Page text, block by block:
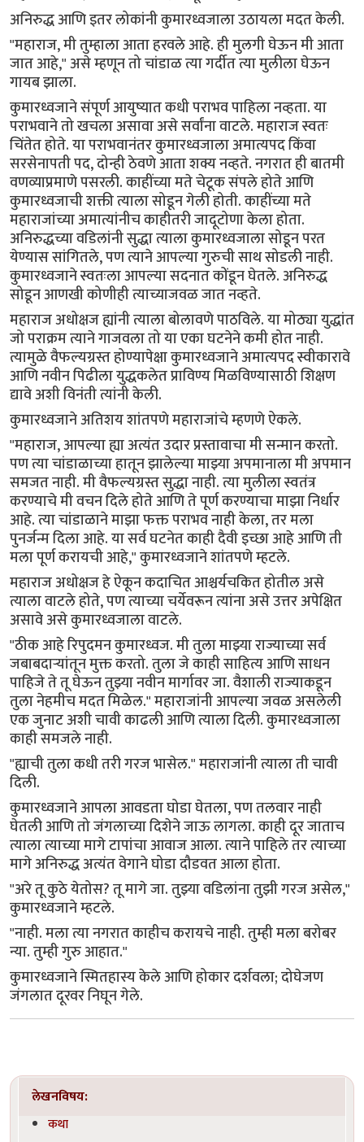
अनिरुद्ध आणि इतर लोकांनी कुमारध्वजाला उठायला मदत केली.
"महाराज, मी तुम्हाला आता हरवले आहे. ही मुलगी घेऊन मी आता
जात आहे," असे म्हणून तो चांडाळ त्या गर्दीत त्या मुलीला घेऊन
गायब झाला.
कुमारध्वजाने संपूर्ण आयुष्यात कधी पराभव पाहिला नव्हता. या
पराभवाने तो खचला असावा असे सर्वांना वाटले. महाराज स्वतः
चिंतेत होते. या पराभवानंतर कुमारध्वजाला अमात्यपद किंवा
सरसेनापती पद, दोन्ही ठेवणे आता शक्य नव्हते. नगरात ही बातमी
वणव्याप्रमाणे पसरली. काहींच्या मते चेटूक संपले होते आणि
कुमारध्वजाची शक्ती त्याला सोडून गेली होती. काहींच्या मते
महाराजांच्या अमात्यांनीच काहीतरी जादूटोणा केला होता.
अनिरुद्धच्या वडिलांनी सुद्धा त्याला कुमारध्वजाला सोडून परत
येण्यास सांगितले, पण त्याने आपल्या गुरुची साथ सोडली नाही.
कुमारध्वजाने स्वतःला आपल्या सदनात कोंडून घेतले. अनिरुद्ध
सोडून आणखी कोणीही त्याच्याजवळ जात नव्हते.
महाराज अधोक्षज ह्यांनी त्याला बोलावणे पाठविले. या मोठ्या युद्धांत
जो पराक्रम त्याने गाजवला तो या एका घटनेने कमी होत नाही.
त्यामुळे वैफल्यग्रस्त होण्यापेक्षा कुमारध्वजाने अमात्यपद स्वीकारावे
आणि नवीन पिढीला युद्धकलेत प्राविण्य मिळविण्यासाठी शिक्षण
द्यावे अशी विनंती त्यांनी केली.
कुमारध्वजाने अतिशय शांतपणे महाराजांचे म्हणणे ऐकले.
"महाराज, आपल्या ह्या अत्यंत उदार प्रस्तावाचा मी सन्मान करतो.
पण त्या चांडाळाच्या हातून झालेल्या माझ्या अपमानाला मी अपमान
समजत नाही. मी वैफल्यग्रस्त सुद्धा नाही. त्या मुलीला स्वतंत्र
करण्याचे मी वचन दिले होते आणि ते पूर्ण करण्याचा माझा निर्धार
आहे. त्या चांडाळाने माझा फक्त पराभव नाही केला, तर मला
पुनर्जन्म दिला आहे. या सर्व घटनेत काही दैवी इच्छा आहे आणि ती
मला पूर्ण करायची आहे," कुमारध्वजाने शांतपणे म्हटले.
महाराज अधोक्षज हे ऐकून कदाचित आश्चर्यचकित होतील असे
त्याला वाटले होते, पण त्याच्या चर्येवरून त्यांना असे उत्तर अपेक्षित
असावे असे कुमारध्वजाला वाटले.
"ठीक आहे रिपुदमन कुमारध्वज. मी तुला माझ्या राज्याच्या सर्व
जबाबदाऱ्यांतून मुक्त करतो. तुला जे काही साहित्य आणि साधन
पाहिजे ते तू घेऊन तुझ्या नवीन मार्गावर जा. वैशाली राज्याकडून
तुला नेहमीच मदत मिळेल." महाराजांनी आपल्या जवळ असलेली
एक जुनाट अशी चावी काढली आणि त्याला दिली. कुमारध्वजाला
काही समजले नाही.
"ह्याची तुला कधी तरी गरज भासेल." महाराजांनी त्याला ती चावी
दिली.
कुमारध्वजाने आपला आवडता घोडा घेतला, पण तलवार नाही
घेतली आणि तो जंगलाच्या दिशेने जाऊ लागला. काही दूर जाताच
त्याला त्याच्या मागे टापांचा आवाज आला. त्याने पाहिले तर त्याच्या
मागे अनिरुद्ध अत्यंत वेगाने घोडा दौडवत आला होता.
"अरे तू कुठे येतोस? तू मागे जा. तुझ्या वडिलांना तुझी गरज असेल,"
कुमारध्वजाने म्हटले.
"नाही. मला त्या नगरात काहीच करायचे नाही. तुम्ही मला बरोबर
न्या. तुम्ही गुरु आहात."
कुमारध्वजाने स्मितहास्य केले आणि होकार दर्शवला; दोघेजण
जंगलात दूरवर निघून गेले.
लेखनविषय:
कथा